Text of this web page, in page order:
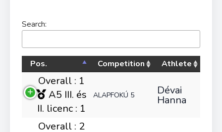
Search:
Pos. Competition Athlete
Overall : 1
A5 III. és
II. licenc : 1
ALAPFOKÚ 5 Dévai
Hanna
Overall : 2